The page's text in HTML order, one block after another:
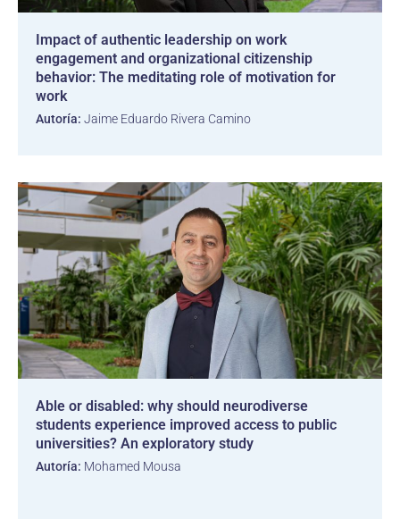
Impact of authentic leadership on work
engagement and organizational citizenship
behavior: The meditating role of motivation for
work
Autoría: Jaime Eduardo Rivera Camino
Able or disabled: why should neurodiverse
students experience improved access to public
universities? An exploratory study
Autoría: Mohamed Mousa